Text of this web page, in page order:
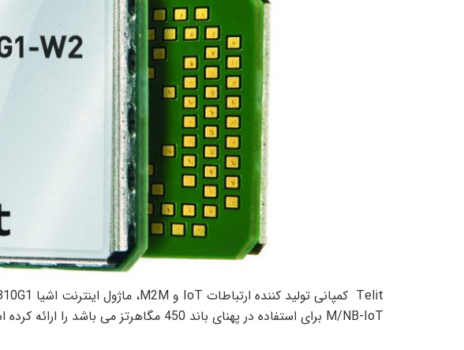
M/NB-IoT برای استفاده در پهنای باند 450 مگاهرتز می باشد را ارائه کرده است.